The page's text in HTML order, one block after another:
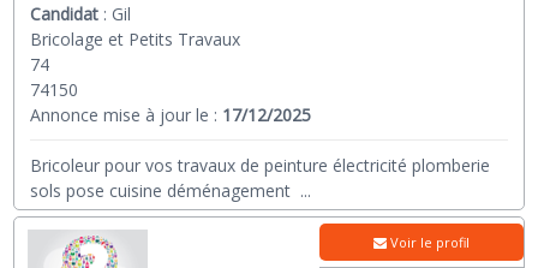
Candidat : Gil
Bricolage et Petits Travaux
74
74150
Annonce mise à jour le : 17/12/2025
Bricoleur pour vos travaux de peinture électricité plomberie
sols pose cuisine déménagement ...
Voir le profil